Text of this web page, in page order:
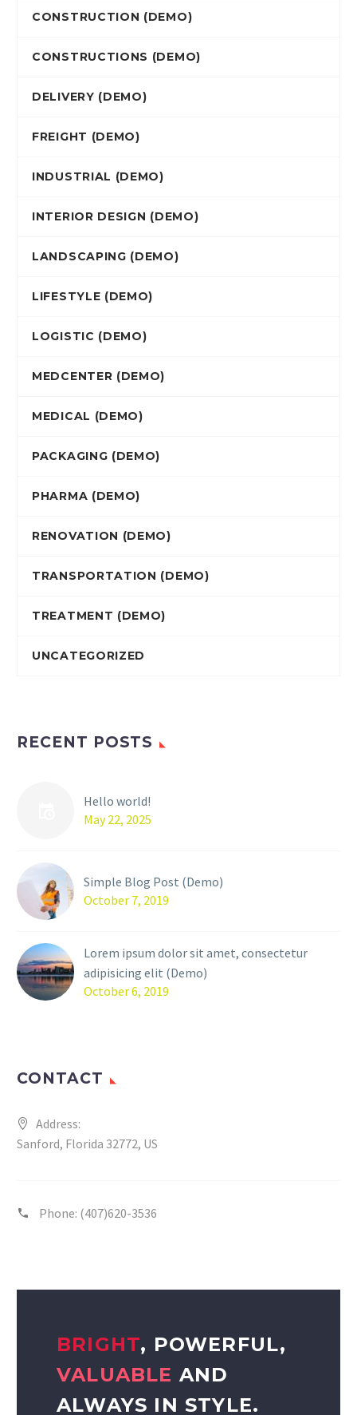
CONSTRUCTION (DEMO)
CONSTRUCTIONS (DEMO)
DELIVERY (DEMO)
FREIGHT (DEMO)
INDUSTRIAL (DEMO)
INTERIOR DESIGN (DEMO)
LANDSCAPING (DEMO)
LIFESTYLE (DEMO)
LOGISTIC (DEMO)
MEDCENTER (DEMO)
MEDICAL (DEMO)
PACKAGING (DEMO)
PHARMA (DEMO)
RENOVATION (DEMO)
TRANSPORTATION (DEMO)
TREATMENT (DEMO)
UNCATEGORIZED
RECENT POSTS
Hello world!
May 22, 2025
Simple Blog Post (Demo)
October 7, 2019
Lorem ipsum dolor sit amet, consectetur
adipisicing elit (Demo)
October 6, 2019
CONTACT
Address:
Sanford, Florida 32772, US
Phone: (407)620-3536
BRIGHT, POWERFUL,
VALUABLE AND
ALWAYS IN STYLE.